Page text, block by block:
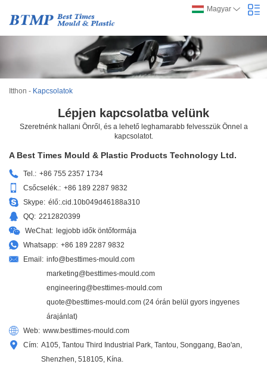
Magyar
Itthon - Kapcsolatok
Lépjen kapcsolatba velünk
Szeretnénk hallani Önről, és a lehető leghamarabb felvesszük Önnel a
kapcsolatot.
A Best Times Mould & Plastic Products Technology Ltd.
Tel.: +86 755 2357 1734
Csőcselék.: +86 189 2287 9832
Skype: élő:.cid.10b049d46188a310
QQ: 2212820399
WeChat: legjobb idők öntőformája
Whatsapp: +86 189 2287 9832
Email: info@besttimes-mould.com
marketing@besttimes-mould.com
engineering@besttimes-mould.com
quote@besttimes-mould.com (24 órán belül gyors ingyenes
árajánlat)
Web: www.besttimes-mould.com
Cím: A105, Tantou Third Industrial Park, Tantou, Songgang, Bao'an,
Shenzhen, 518105, Kína.